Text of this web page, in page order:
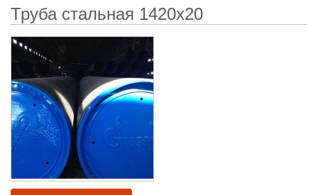
Труба стальная 1420х20